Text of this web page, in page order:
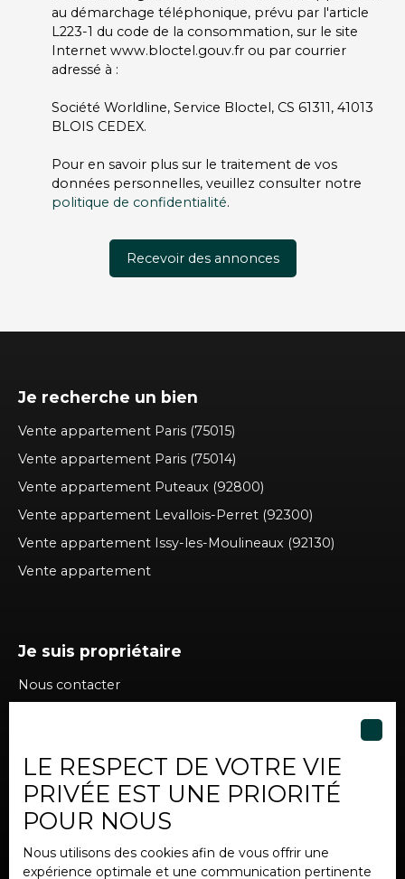
au démarchage téléphonique, prévu par l'article
L223-1 du code de la consommation, sur le site
Internet www.bloctel.gouv.fr ou par courrier
adressé à :
Société Worldline, Service Bloctel, CS 61311, 41013
BLOIS CEDEX.
Pour en savoir plus sur le traitement de vos
données personnelles, veuillez consulter notre
politique de confidentialité.
Recevoir des annonces
Je recherche un bien
Vente appartement Paris (75015)
Vente appartement Paris (75014)
Vente appartement Puteaux (92800)
Vente appartement Levallois-Perret (92300)
Vente appartement Issy-les-Moulineaux (92130)
Vente appartement
Je suis propriétaire
Nous contacter
Informations
Nos honoraires
Mentions légales
Politique de confidentialité
LE RESPECT DE VOTRE VIE
PRIVÉE EST UNE PRIORITÉ
POUR NOUS
Nous utilisons des cookies afin de vous offrir une
expérience optimale et une communication pertinente